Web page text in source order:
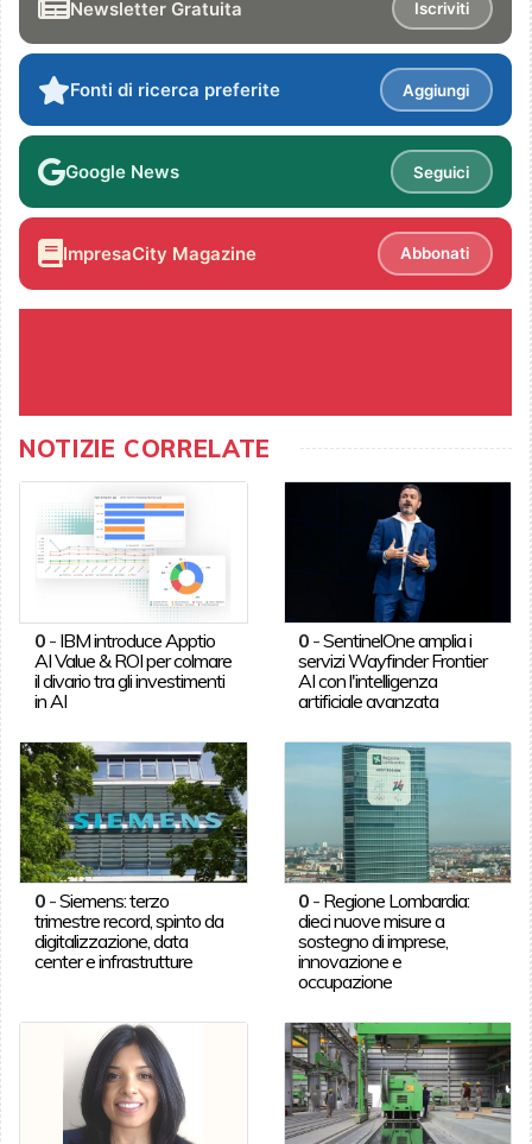
Newsletter Gratuita Iscriviti
Fonti di ricerca preferite Aggiungi
Google News Seguici
ImpresaCity Magazine Abbonati
NOTIZIE CORRELATE
0- IBM introduce Apptio
AI Value & ROI per colmare
il divario tra gli investimenti
in AI
0 -SentinelOne amplia i
servizi Wayfinder Frontier
AI con l'intelligenza
artificiale avanzata
0-Siemens: terzo
trimestre record, spinto da
digitalizzazione, data
center e infrastrutture
0 - Regione Lombardia:
dieci nuove misure a
sostegno di imprese,
innovazione e
occupazione